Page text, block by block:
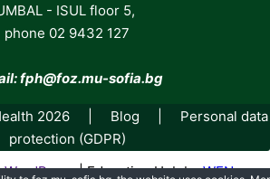
- ISUL floor 5,
phone 02 9432 127
fph@foz.mu-sofia.bg
2026 | Blog
Personal data
protection (GDPR)
|Education Hub byWEN